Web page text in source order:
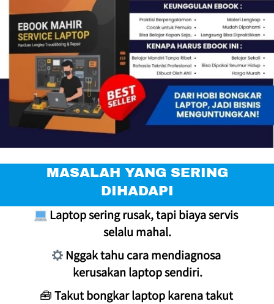
DIHADAPI
Laptop sering rusak, tapi biaya servis
selalu mahal.
Nggak tahu cara mendiagnosa
kerusakan laptop sendiri.
🧰 Takut bongkar laptop karena takut